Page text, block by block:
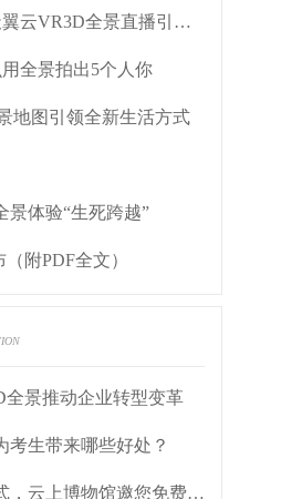
激战到底丨中国电信天翼云VR3D全景直播引燃拳击热火
全景拍出5个人你
地图引领全新生活方式
景体验“生死跨越”
附PDF全文）
景推动企业转型变革
考生带来哪些好处？
VR全景打造传承新模式，云上博物馆邀您免费观展